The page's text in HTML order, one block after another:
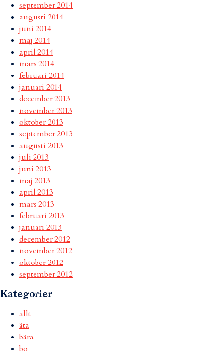
september 2014
augusti 2014
juni 2014
maj 2014
april 2014
mars 2014
februari 2014
januari 2014
december 2013
november 2013
oktober 2013
september 2013
augusti 2013
juli 2013
juni 2013
maj 2013
april 2013
mars 2013
februari 2013
januari 2013
december 2012
november 2012
oktober 2012
september 2012
Kategorier
allt
äta
bära
bo